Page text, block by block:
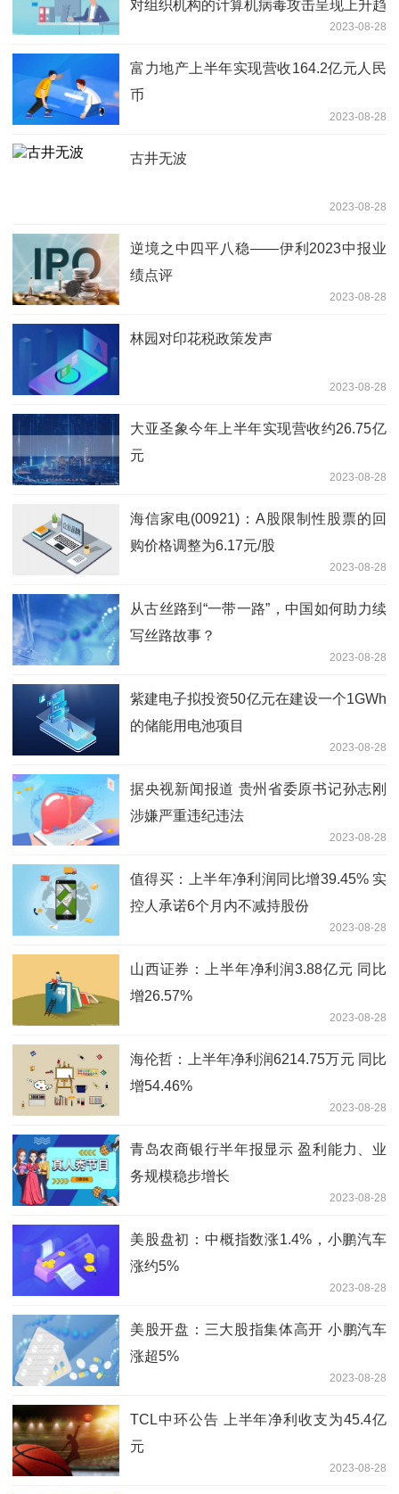
对组织机构的计算机病毒攻击呈现上升趋
2023-08-28
富力地产上半年实现营收164.2亿元人民
币
2023-08-28
古井无波
2023-08-28
逆境之中四平八稳——伊利2023中报业
绩点评
2023-08-28
林园对印花税政策发声
2023-08-28
大亚圣象今年上半年实现营收约26.75亿
元
2023-08-28
海信家电(00921)：A股限制性股票的回
购价格调整为6.17元/股
2023-08-28
从古丝路到“一带一路”，中国如何助力续
写丝路故事？
2023-08-28
紫建电子拟投资50亿元在建设一个1GWh
的储能用电池项目
2023-08-28
据央视新闻报道 贵州省委原书记孙志刚
涉嫌严重违纪违法
2023-08-28
值得买：上半年净利润同比增39.45% 实
控人承诺6个月内不减持股份
2023-08-28
山西证券：上半年净利润3.88亿元 同比
增26.57%
2023-08-28
海伦哲：上半年净利润6214.75万元 同比
增54.46%
2023-08-28
青岛农商银行半年报显示 盈利能力、业
务规模稳步增长
2023-08-28
美股盘初：中概指数涨1.4%，小鹏汽车
涨约5%
2023-08-28
美股开盘：三大股指集体高开 小鹏汽车
涨超5%
2023-08-28
TCL中环公告 上半年净利收支为45.4亿
元
2023-08-28